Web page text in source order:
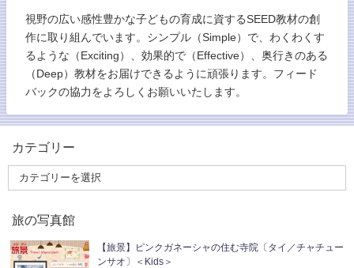
視野の広い感性豊かな子どもの育成に資するSEED教材の創
作に取り組んでいます。シンプル（Simple）で、わくわくす
るような（Exciting）、効果的で（Effective）、奥行きのある
（Deep）教材をお届けできるように頑張ります。フィード
バックの協力をよろしくお願いいたします。
カテゴリー
旅の写真館
【旅景】ピンクガネーシャの住む寺院〔タイ／チャチュー
ンサオ〕＜Kids＞